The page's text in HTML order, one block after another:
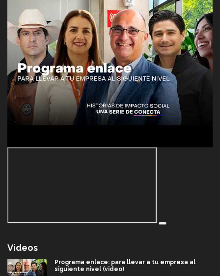
Videos
Programa enlace: para llevar a tu empresa al
siguiente nivel (video)